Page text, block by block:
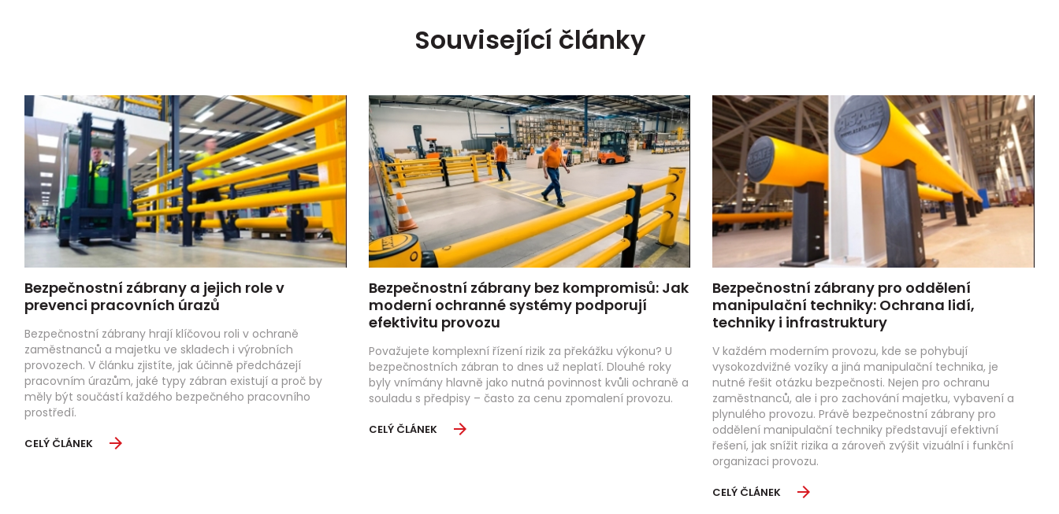
Související články
Bezpečnostní zábrany a jejich role v
prevenci pracovních úrazů
Bezpečnostní zábrany hrají klíčovou roli v ochraně
zaměstnanců a majetku ve skladech i výrobních
provozech. V článku zjistíte, jak účinně předcházejí
pracovním úrazům, jaké typy zábran existují a proč by
měly být součástí každého bezpečného pracovního
prostředí.
CELÝ ČLÁNEK
Bezpečnostní zábrany bez kompromisů: Jak
moderní ochranné systémy podporují
efektivitu provozu
Považujete komplexní řízení rizik za překážku výkonu? U
bezpečnostních zábran to dnes už neplatí. Dlouhé roky
byly vnímány hlavně jako nutná povinnost kvůli ochraně a
souladu s předpisy – často za cenu zpomalení provozu.
CELÝ ČLÁNEK
Bezpečnostní zábrany pro oddělení
manipulační techniky: Ochrana lidí,
techniky i infrastruktury
V každém moderním provozu, kde se pohybují
vysokozdvižné vozíky a jiná manipulační technika, je
nutné řešit otázku bezpečnosti. Nejen pro ochranu
zaměstnanců, ale i pro zachování majetku, vybavení a
plynulého provozu. Právě bezpečnostní zábrany pro
oddělení manipulační techniky představují efektivní
řešení, jak snížit rizika a zároveň zvýšit vizuální i funkční
organizaci provozu.
CELÝ ČLÁNEK